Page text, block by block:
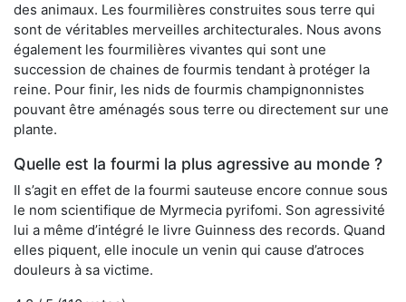
des animaux. Les fourmilières construites sous terre qui
sont de véritables merveilles architecturales. Nous avons
également les fourmilières vivantes qui sont une
succession de chaines de fourmis tendant à protéger la
reine. Pour finir, les nids de fourmis champignonnistes
pouvant être aménagés sous terre ou directement sur une
plante.
Quelle est la fourmi la plus agressive au monde ?
Il s’agit en effet de la fourmi sauteuse encore connue sous
le nom scientifique de Myrmecia pyrifomi. Son agressivité
lui a même d’intégré le livre Guinness des records. Quand
elles piquent, elle inocule un venin qui cause d’atroces
douleurs à sa victime.